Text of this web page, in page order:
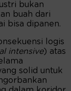
bukan
buah dari
bisa dipanen.
logis
intensive) atas
solid untuk